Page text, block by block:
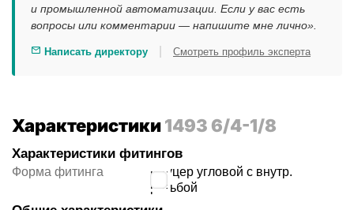
и промышленной автоматизации. Если у вас есть
вопросы или комментарии — напишите мне лично».
Написать директору Смотреть профиль эксперта
Характеристики1493 6/4-1/8
Характеристики фитингов
Форма фитинга
штуцер угловой с внутр.
резьбой